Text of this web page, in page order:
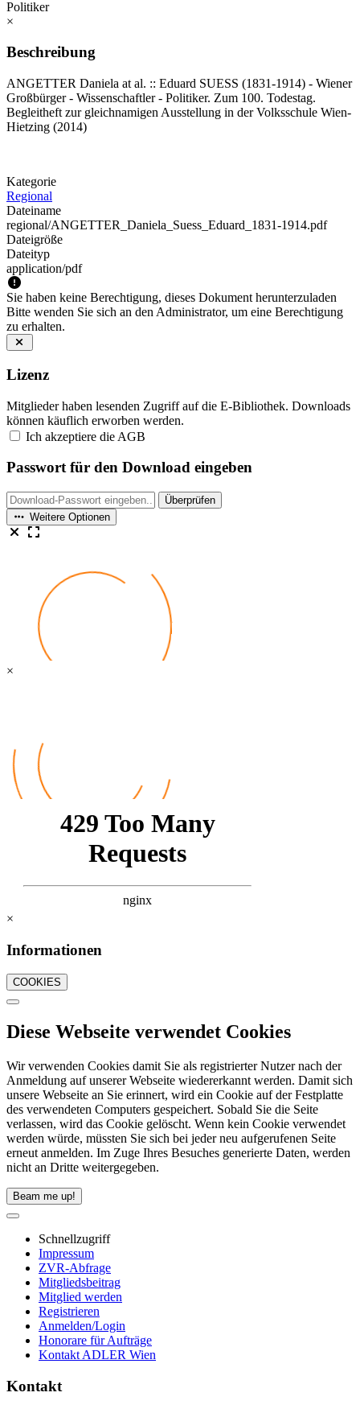
×
Beschreibung
ANGETTER Daniela at al. :: Eduard SUESS (1831-1914) - Wiener
Großbürger - Wissenschaftler - Politiker. Zum 100. Todestag.
Begleitheft zur gleichnamigen Ausstellung in der Volksschule Wien-
Hietzing (2014)
Kategorie
Regional
Dateiname
regional/ANGETTER_Daniela_Suess_Eduard_1831-1914.pdf
Dateigröße
Dateityp
application/pdf
Sie haben keine Berechtigung, dieses Dokument herunterzuladen
Bitte wenden Sie sich an den Administrator, um eine Berechtigung
zu erhalten.
Lizenz
Mitglieder haben lesenden Zugriff auf die E-Bibliothek. Downloads
können käuflich erworben werden.
Ich akzeptiere die AGB
Passwort für den Download eingeben
Überprüfen
Weitere Optionen
×
×
Informationen
COOKIES
Diese Webseite verwendet Cookies
Wir verwenden Cookies damit Sie als registrierter Nutzer nach der
Anmeldung auf unserer Webseite wiedererkannt werden. Damit sich
unsere Webseite an Sie erinnert, wird ein Cookie auf der Festplatte
des verwendeten Computers gespeichert. Sobald Sie die Seite
verlassen, wird das Cookie gelöscht. Wenn kein Cookie verwendet
werden würde, müssten Sie sich bei jeder neu aufgerufenen Seite
erneut anmelden. Im Zuge Ihres Besuches generierte Daten, werden
nicht an Dritte weitergegeben.
Beam me up!
Schnellzugriff
Impressum
ZVR-Abfrage
Mitgliedsbeitrag
Mitglied werden
Registrieren
Anmelden/Login
Honorare für Aufträge
Kontakt ADLER Wien
Kontakt